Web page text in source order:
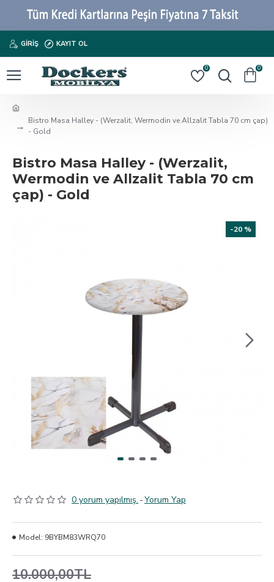
GIRIŞ KAYIT OL
0 0
Bistro Masa Halley - (Werzalit, Wermodin ve Allzalit Tabla 70 cm çap)
- Gold
Bistro Masa Halley - (Werzalit,
Wermodin ve Allzalit Tabla 70 cm
çap) - Gold
-20 %
0 yorum yapılmış. -Yorum Yap
10.000,00TL
Model: 9BYBM83WRQ70